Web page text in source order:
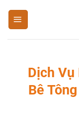
qua
nội
Dịch Vụ
Bê